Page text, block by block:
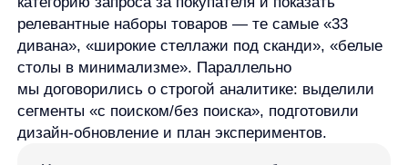
за покупателя: как мы внедряли
AnyQuery и AnyRecs